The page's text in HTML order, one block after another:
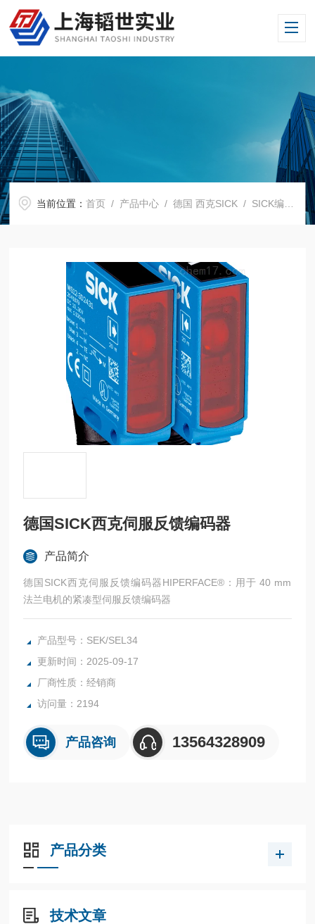
当前位置：首页 / 产品中心 /德国 西克SICK / SICK编码器 /
德国SICK西克伺服反馈编码器
产品简介
德国SICK西克伺服反馈编码器HIPERFACE®：用于 40 mm
法兰电机的紧凑型伺服反馈编码器
产品型号：SEK/SEL34
更新时间：2025-09-17
厂商性质：经销商
访问量：2194
产品咨询 13564328909
产品分类
技术文章